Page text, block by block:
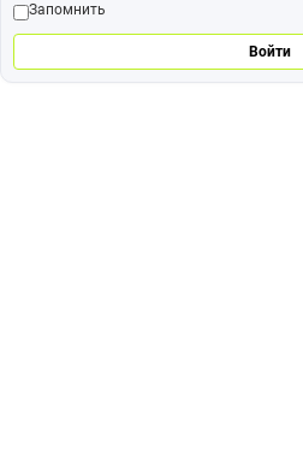
Запомнить
Войти